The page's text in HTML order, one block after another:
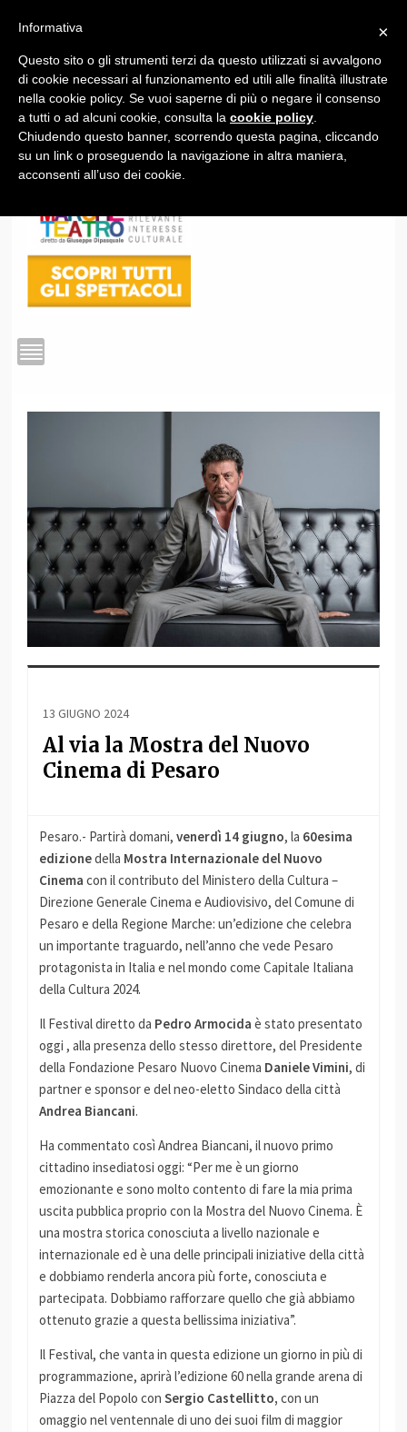
1
13 GIUGNO 2024
Al via la Mostra del Nuovo
Cinema di Pesaro
Pesaro.- Partirà domani, venerdì 14 giugno, la 60esima
edizionedella Mostra Internazionale del Nuovo
Cinema con il contributo del Ministero della Cultura –
Direzione Generale Cinema e Audiovisivo, del Comune di
Pesaro e della Regione Marche: un’edizione che celebra
un importante traguardo, nell’anno che vede Pesaro
protagonista in Italia e nel mondo come Capitale Italiana
della Cultura 2024.
Il Festival diretto da Pedro Armocida è stato presentato
oggi , alla presenza dello stesso direttore, del Presidente
della Fondazione Pesaro Nuovo Cinema Daniele Vimini, di
partner e sponsor e del neo-eletto Sindaco della città
Andrea Biancani.
Ha commentato così Andrea Biancani, il nuovo primo
cittadino insediatosi oggi: “Per me è un giorno
emozionante e sono molto contento di fare la mia prima
uscita pubblica proprio con la Mostra del Nuovo Cinema. È
una mostra storica conosciuta a livello nazionale e
internazionale ed è una delle principali iniziative della città
e dobbiamo renderla ancora più forte, conosciuta e
partecipata. Dobbiamo rafforzare quello che già abbiamo
ottenuto grazie a questa bellissima iniziativa”.
Il Festival, che vanta in questa edizione un giorno in più di
programmazione, aprirà l’edizione 60 nella grande arena di
Piazza del Popolo con Sergio Castellitto, con un
omaggio nel ventennale di uno dei suoi film di maggior
×
Informativa
Questo sito o gli strumenti terzi da questo utilizzati si avvalgono
di cookie necessari al funzionamento ed utili alle finalità illustrate
nella cookie policy. Se vuoi saperne di più o negare il consenso
a tutti o ad alcuni cookie, consulta la cookie policy
Chiudendo questo banner, scorrendo questa pagina, cliccando
su un link o proseguendo la navigazione in altra maniera,
acconsenti all’uso dei cookie.